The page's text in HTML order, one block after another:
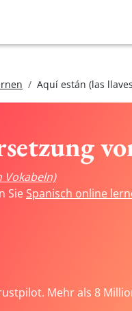
Aquí están (las
Vokabeln)
Sie Spanisch online
Mehr als 8